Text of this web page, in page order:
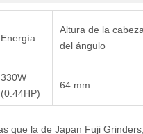
Energía
Altura de la cabeza
del ángulo
330W
(0.44HP)
64 mm
que la de Japan Fuji